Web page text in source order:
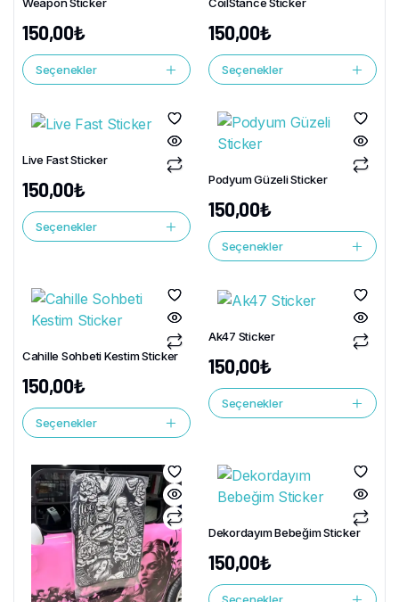
Weapon Sticker
150,00₺
Seçenekler
CoilStance Sticker
150,00₺
Seçenekler
Live Fast Sticker
150,00₺
Seçenekler
Podyum Güzeli Sticker
150,00₺
Seçenekler
Cahille Sohbeti Kestim Sticker
150,00₺
Seçenekler
Ak47 Sticker
150,00₺
Seçenekler
Dekordayım Bebeğim Sticker
150,00₺